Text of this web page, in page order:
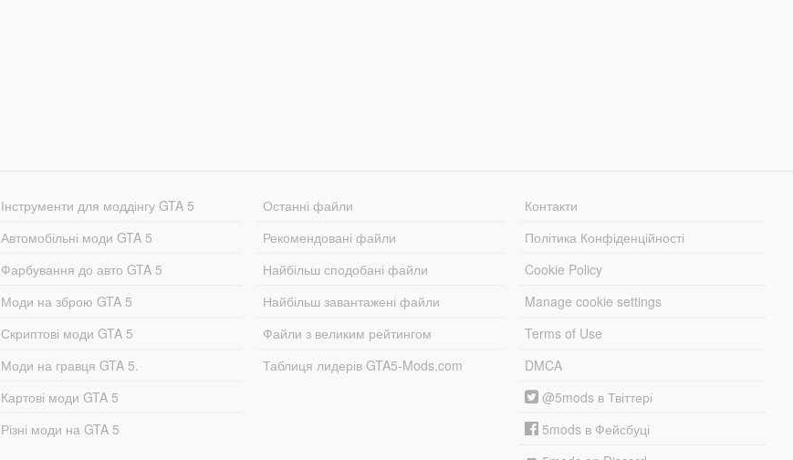
Інструменти для моддінгу GTA 5
Автомобільні моди GTA 5
Фарбування до авто GTA 5
Моди на зброю GTA 5
Скриптові моди GTA 5
Моди на гравця GTA 5.
Картові моди GTA 5
Різні моди на GTA 5
Останні файли
Рекомендовані файли
Найбільш сподобані файли
Найбільш завантажені файли
Файли з великим рейтингом
Таблиця лидерів GTA5-Mods.com
Контакти
Політика Конфіденційності
Cookie Policy
Manage cookie settings
Terms of Use
DMCA
@5mods в Твіттері
5mods в Фейсбуці